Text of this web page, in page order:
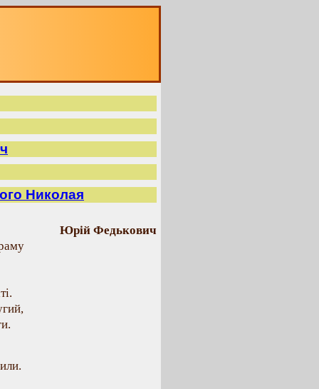
Николая
Юрій Федькович